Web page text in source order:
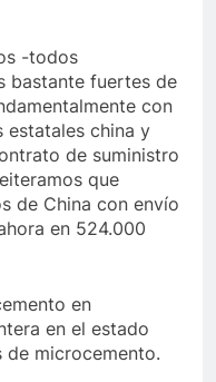
-todos
bastante fuertes de
con
estatales china y
de suministro
que
de China con envío
en 524.000
en
en el estado
de microcemento.